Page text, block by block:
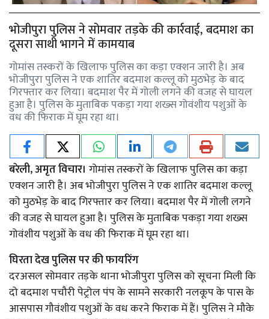
भोजीपुरा पुलिस ने सोमवार तड़के की कार्रवाई, बदमाश का
दूसरा साथी भागने में कामयाब
गोमांस तस्करों के खिलाफ पुलिस का कड़ा एक्शन जारी है। अब
भोजीपुरा पुलिस ने एक शातिर बदमाश कल्लू को मुठभेड़ के बाद
गिरफ्तार कर लिया। बदमाश पैर में गोली लगने की वजह से घायल
हुआ है। पुलिस के मुताबिक पकड़ा गया शख्स गोवंशीय पशुओं के
वध की फिराक में घूम रहा था।
बरेली, अमृत विचार। गोमांस तस्करों के खिलाफ पुलिस का कड़ा
एक्शन जारी है। अब भोजीपुरा पुलिस ने एक शातिर बदमाश कल्लू
को मुठभेड़ के बाद गिरफ्तार कर लिया। बदमाश पैर में गोली लगने
की वजह से घायल हुआ है। पुलिस के मुताबिक पकड़ा गया शख्स
गोवंशीय पशुओं के वध की फिराक में घूम रहा था।
घिरता देख पुलिस पर की फायरिंग
दरअसल सोमवार तड़के थाना भोजीपुरा पुलिस को सूचना मिली कि
दो बदमाश पचौरी पेट्रोल पंप के सामने सरकारी नलकूप के पास के
आसपास गौवंशीय पशुओं के वध करने फिराक में हैं। पुलिस ने मौके